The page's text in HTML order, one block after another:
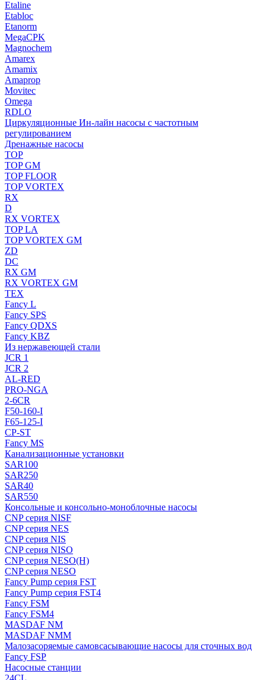
Etaline
Etabloc
Etanorm
MegaCPK
Magnochem
Amarex
Amamix
Amaprop
Movitec
Omega
RDLO
Циркуляционные Ин-лайн насосы с частотным
регулированием
Дренажные насосы
TOP
TOP GM
TOP FLOOR
TOP VORTEX
RX
D
RX VORTEX
TOP LA
TOP VORTEX GM
ZD
DC
RX GM
RX VORTEX GM
TEX
Fancy L
Fancy SPS
Fancy QDXS
Fancy KBZ
Из нержавеющей стали
JCR 1
JCR 2
AL-RED
PRO-NGA
2-6CR
F50-160-I
F65-125-I
CP-ST
Fancy MS
Канализационные установки
SAR100
SAR250
SAR40
SAR550
Консольные и консольно-моноблочные насосы
CNP серия NISF
CNP серия NES
CNP серия NIS
CNP серия NISO
CNP серия NESO(H)
CNP серия NESO
Fancy Pump серия FST
Fancy Pump серия FST4
Fancy FSM
Fancy FSM4
MASDAF NM
MASDAF NMM
Малозасоряемые самовсасывающие насосы для сточных вод
Fancy FSP
Насосные станции
24CL